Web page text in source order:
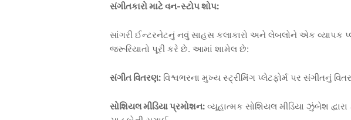
સંગીતકારો માટે વન-સ્ટોપ શોપ:
સાંગરી ઈન્ટરનેટનું નવું સાહસ કલાકારો અને લેબલોને એક વ્યાપક
જરૂરિયાતો પૂરી કરે છે. આમાં શામેલ છે:
સંગીત વિતરણ: વિશ્વભરના મુખ્ય સ્ટ્રીમિંગ પ્લેટફોર્મ પર સંગીતનું
સોશિયલ મીડિયા પ્રમોશન: વ્યૂહાત્મક સોશિયલ મીડિયા ઝુંબેશ